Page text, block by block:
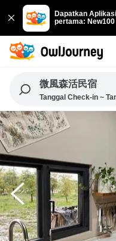
Dapatkan
pertama: New100
微風森活民宿
Tanggal Check-in ~